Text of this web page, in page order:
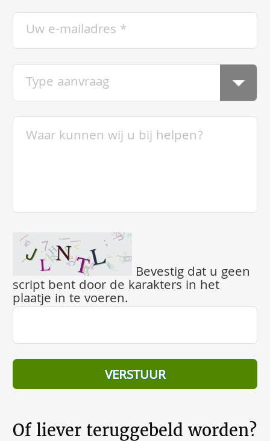
Bevestig dat u geen
script bent door de karakters in het
plaatje in te voeren.
Of liever teruggebeld worden?